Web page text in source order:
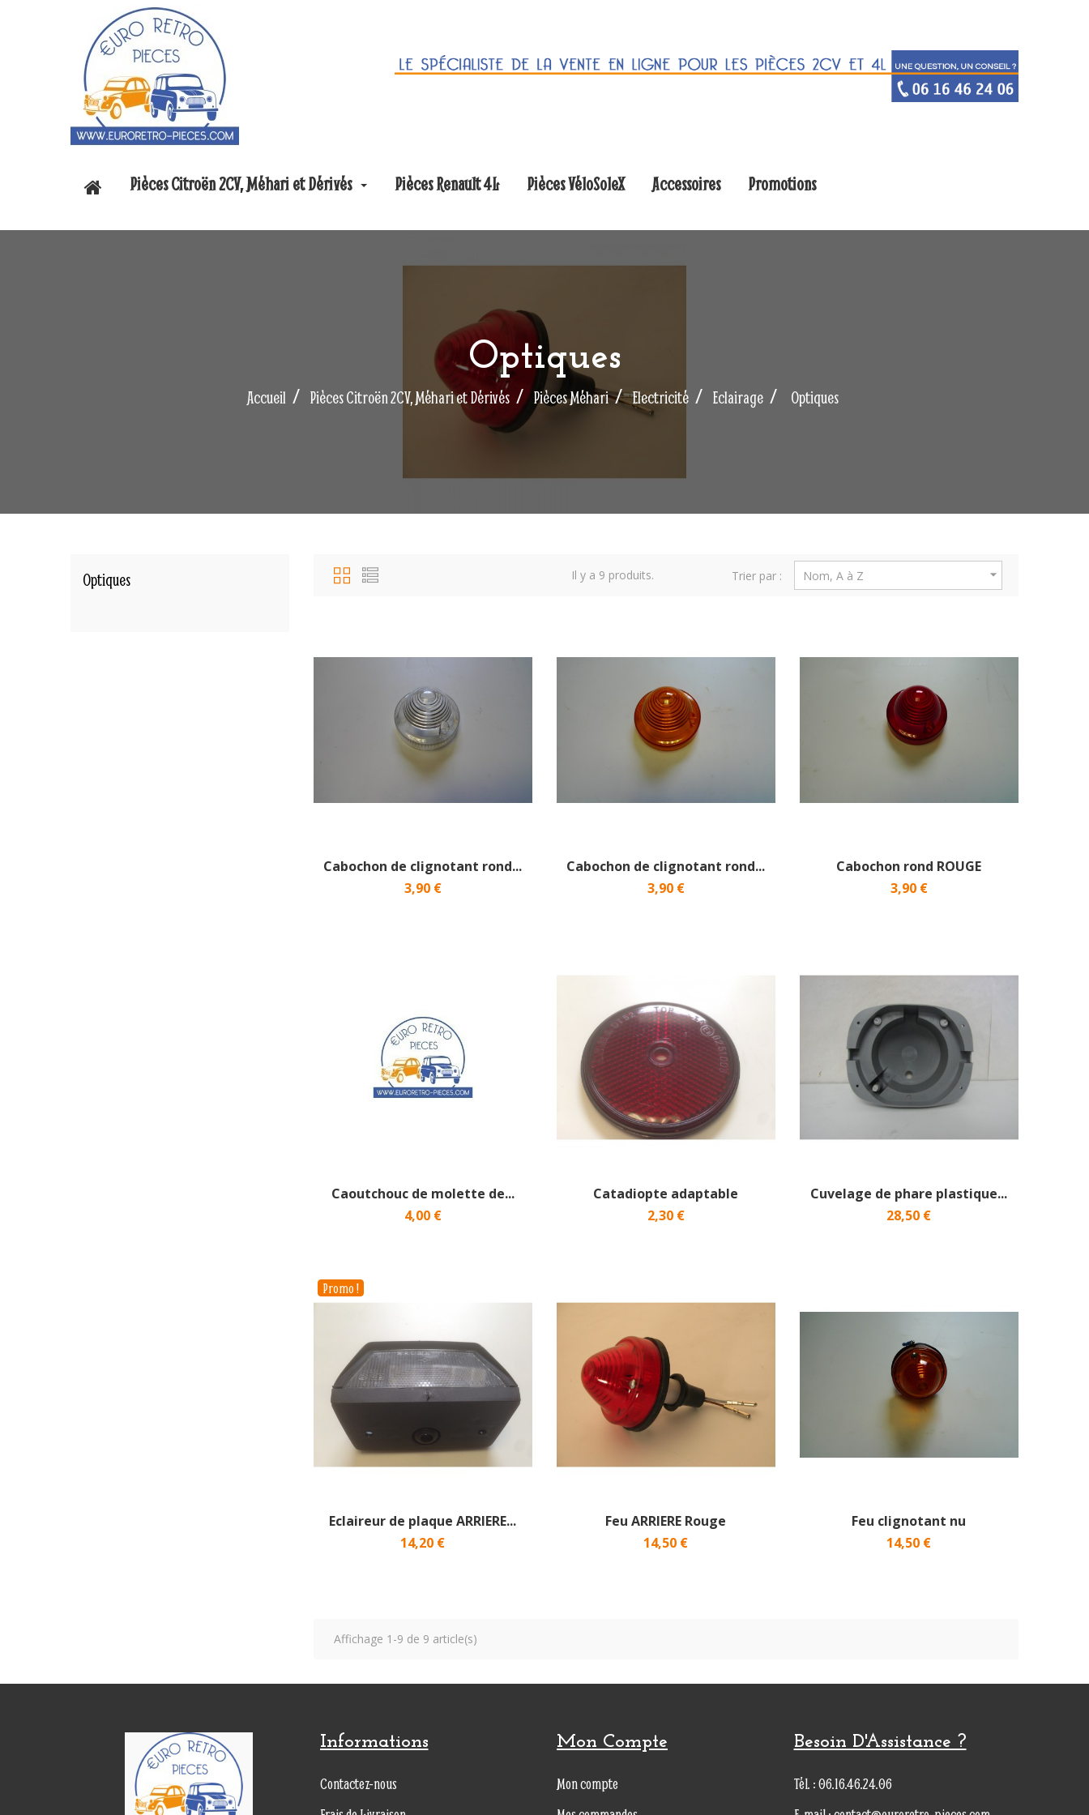
Pièces Citroën 2CV, Méhari et Dérivés Pièces Renault 4L Pièces VéloSoleX Accessoires Promotions
Optiques
Accueil Pièces Citroën 2CV, Méhari et Dérivés Pièces Méhari Electricité Eclairage Optiques
Optiques Il y a 9 produits. Trier par : Nom, A à Z 
Cabochon de clignotant rond...
3,90 €
Cabochon de clignotant rond...
3,90 €
Cabochon rond ROUGE
3,90 €
Caoutchouc de molette de...
4,00 €
Catadiopte adaptable
2,30 €
Cuvelage de phare plastique...
28,50 €
Promo !
Eclaireur de plaque ARRIERE...
14,20 €
Feu ARRIERE Rouge
14,50 €
Feu clignotant nu
14,50 €
Affichage 1-9 de 9 article(s)
Informations
Contactez-nous
Mon Compte
Mon compte
Besoin D'Assistance ?
Tél. : 06.16.46.24.06